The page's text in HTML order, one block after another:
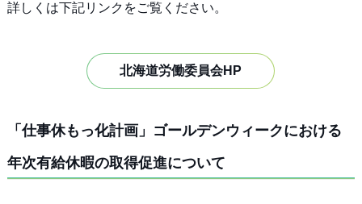
詳しくは下記リンクをご覧ください。
北海道労働委員会HP
「仕事休もっ化計画」ゴールデンウィークにおける
年次有給休暇の取得促進について